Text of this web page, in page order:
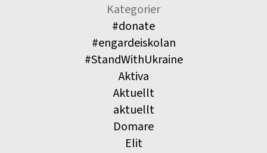
Kategorier
#donate
#engardeiskolan
#StandWithUkraine
Aktiva
Aktuellt
aktuellt
Domare
Elit